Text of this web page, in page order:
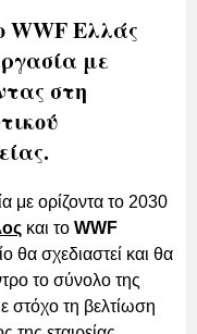
WWF Ελλάς
με
στη
με ορίζοντα το 2030
και το WWF
θα σχεδιαστεί και θα
το σύνολο της
στόχο τη βελτίωση